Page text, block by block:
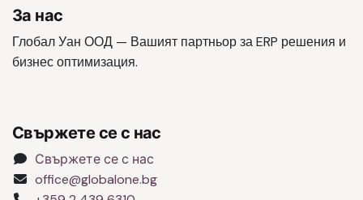
За нас
Глобал Уан ООД — Вашият партньор за ERP решения и
бизнес оптимизация.
Свържете се с нас
Свържете се с нас
office@globalone.bg